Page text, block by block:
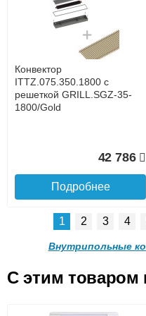
с решеткой GRILL.SGA-20-
1300 natural
30 665
Подробнее
Конвектор ITT.080.200.900 с
решеткой GRILL.SGA-20-
900 natural
Конвектор
ITTZ.075.350.1800 с
решеткой GRILL.SGZ-35-
1800/Gold
42 786
Подробнее
1 2 3 4
Внутрипольные
C этим товаром